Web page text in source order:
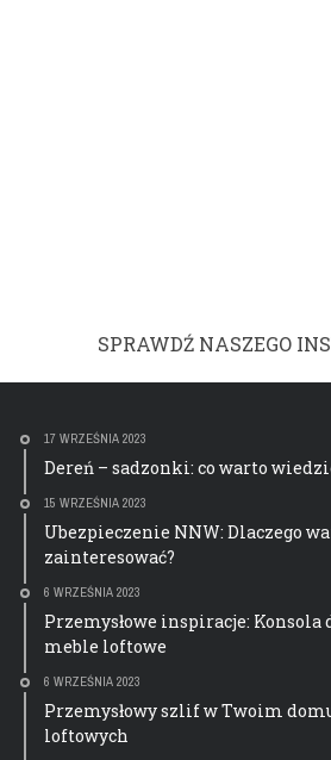
SPRAWDŹ NASZEGO
17 WRZEŚNIA 2023
Dereń – sadzonki: co warto
15 WRZEŚNIA 2023
Ubezpieczenie NNW: Dlaczego
zainteresować?
6 WRZEŚNIA 2023
Przemysłowe inspiracje:
meble loftowe
6 WRZEŚNIA 2023
Przemysłowy szlif w Twoim
loftowych